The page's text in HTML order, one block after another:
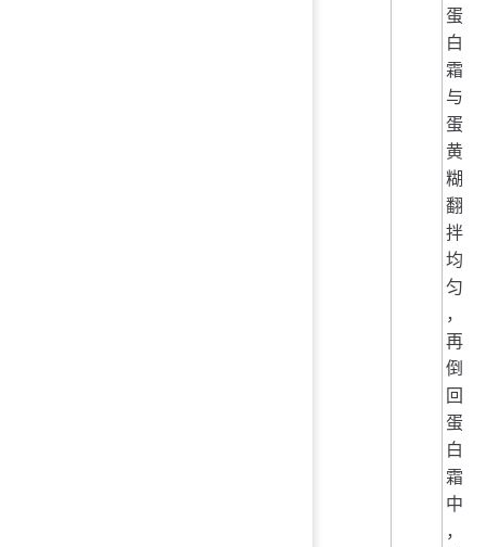
蛋
白
霜
与
蛋
黄
糊
翻
拌
均
匀
，
再
倒
回
蛋
白
霜
中
，